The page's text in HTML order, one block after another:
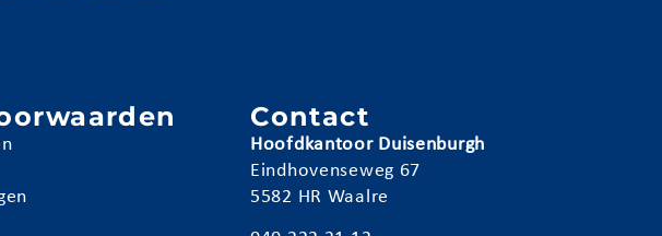
Contact
Hoofdkantoor Duisenburgh
Eindhovenseweg 67
5582 HR Waalre